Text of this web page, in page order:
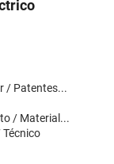
/ Patentes...
/ Material...